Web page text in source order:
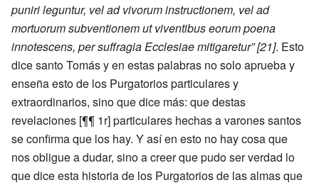
puniri leguntur, vel ad vivorum instructionem, vel ad
mortuorum subventionem ut viventibus eorum poena
innotescens, per suffragia Ecclesiae mitigaretur”[21]. Esto
dice santo Tomás y en estas palabras no solo aprueba y
enseña esto de los Purgatorios particulares y
extraordinarios, sino que dice más: que destas
revelaciones [¶¶ 1r] particulares hechas a varones santos
se confirma que los hay. Y así en esto no hay cosa que
nos obligue a dudar, sino a creer que pudo ser verdad lo
que dice esta historia de los Purgatorios de las almas que